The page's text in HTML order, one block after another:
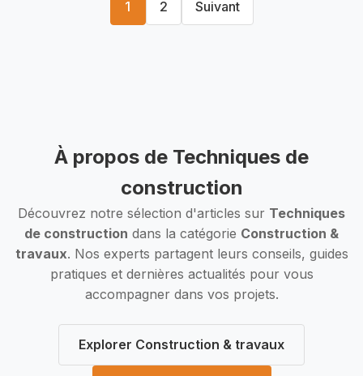
1 2 Suivant
À propos de Techniques de
construction
Découvrez notre sélection d'articles sur Techniques
de construction dans la catégorie Construction &
travaux. Nos experts partagent leurs conseils, guides
pratiques et dernières actualités pour vous
accompagner dans vos projets.
Explorer Construction & travaux